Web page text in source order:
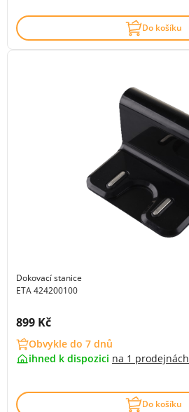
Do košíku
Dokovací stanice
ETA 424200100
Cena s DPH:
899 Kč
Obvykle do 7 dnů
ihned k dispozici na 1 prodejnách
Do košíku